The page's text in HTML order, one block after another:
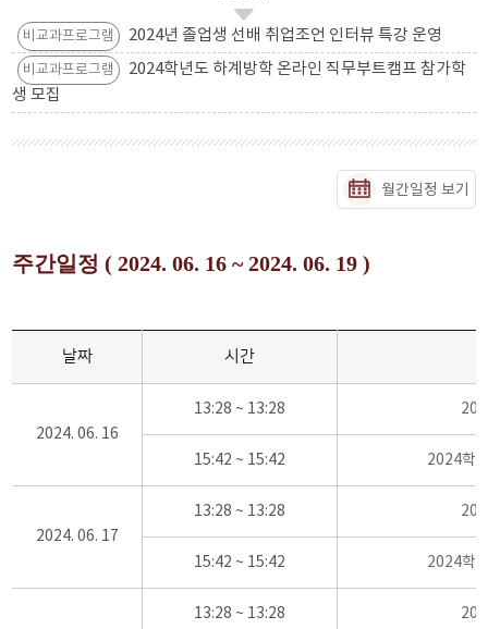
비교과프로그램 2024년 졸업생 선배 취업조언 인터뷰 특강 운영
비교과프로그램
2024학년도 하계방학 온라인 직무부트캠프 참가학
생 모집
월간일정 보기
주간일정 ( 2024. 06. 16 ~ 2024. 06. 19 )
날짜 시간
2024. 06. 16
13:28 ~ 13:28
15:42 ~ 15:42 2024학
2024. 06. 17
13:28 ~ 13:28
15:42 ~ 15:42 2024학
13:28 ~ 13:28